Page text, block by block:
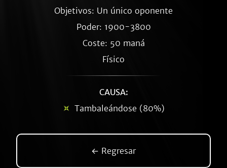
Objetivos: Un único oponente
Poder: 1900-3800
Coste: 50 maná
Físico
CAUSA:
Tambaleándose (80%)
← Regresar